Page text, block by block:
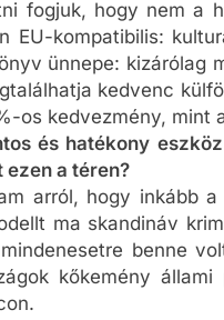
fogjuk, hogy nem a
EU-kompatibilis:
ünnepe: kizárólag
kedvenc
os kedvezmény, mint
és hatékony
a téren?
arról, hogy inkább a
ma skandináv
benne
kőkemény állami